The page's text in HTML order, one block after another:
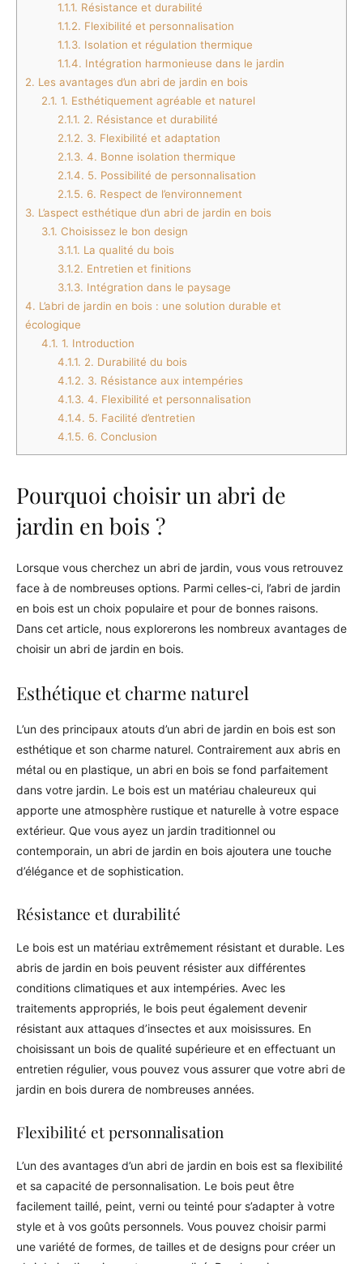
1.1.1. Résistance et durabilité
1.1.2. Flexibilité et personnalisation
1.1.3. Isolation et régulation thermique
1.1.4. Intégration harmonieuse dans le jardin
2. Les avantages d’un abri de jardin en bois
2.1. 1. Esthétiquement agréable et naturel
2.1.1. 2. Résistance et durabilité
2.1.2. 3. Flexibilité et adaptation
2.1.3. 4. Bonne isolation thermique
2.1.4. 5. Possibilité de personnalisation
2.1.5. 6. Respect de l’environnement
3. L’aspect esthétique d’un abri de jardin en bois
3.1. Choisissez le bon design
3.1.1. La qualité du bois
3.1.2. Entretien et finitions
3.1.3. Intégration dans le paysage
4. L’abri de jardin en bois : une solution durable et
écologique
4.1. 1. Introduction
4.1.1. 2. Durabilité du bois
4.1.2. 3. Résistance aux intempéries
4.1.3. 4. Flexibilité et personnalisation
4.1.4. 5. Facilité d’entretien
4.1.5. 6. Conclusion
Pourquoi choisir un abri de
jardin en bois ?
Lorsque vous cherchez un abri de jardin, vous vous retrouvez
face à de nombreuses options. Parmi celles-ci, l’abri de jardin
en bois est un choix populaire et pour de bonnes raisons.
Dans cet article, nous explorerons les nombreux avantages de
choisir un abri de jardin en bois.
Esthétique et charme naturel
L’un des principaux atouts d’un abri de jardin en bois est son
esthétique et son charme naturel. Contrairement aux abris en
métal ou en plastique, un abri en bois se fond parfaitement
dans votre jardin. Le bois est un matériau chaleureux qui
apporte une atmosphère rustique et naturelle à votre espace
extérieur. Que vous ayez un jardin traditionnel ou
contemporain, un abri de jardin en bois ajoutera une touche
d’élégance et de sophistication.
Résistance et durabilité
Le bois est un matériau extrêmement résistant et durable. Les
abris de jardin en bois peuvent résister aux différentes
conditions climatiques et aux intempéries. Avec les
traitements appropriés, le bois peut également devenir
résistant aux attaques d’insectes et aux moisissures. En
choisissant un bois de qualité supérieure et en effectuant un
entretien régulier, vous pouvez vous assurer que votre abri de
jardin en bois durera de nombreuses années.
Flexibilité et personnalisation
L’un des avantages d’un abri de jardin en bois est sa flexibilité
et sa capacité de personnalisation. Le bois peut être
facilement taillé, peint, verni ou teinté pour s’adapter à votre
style et à vos goûts personnels. Vous pouvez choisir parmi
une variété de formes, de tailles et de designs pour créer un